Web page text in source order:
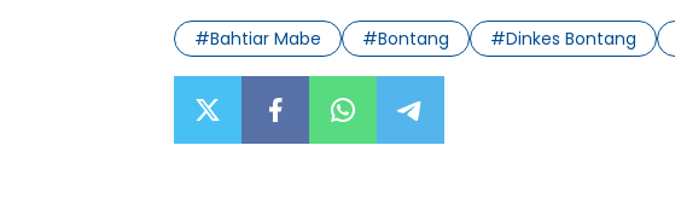
#Bahtiar Mabe #Bontang #Dinkes Bontang